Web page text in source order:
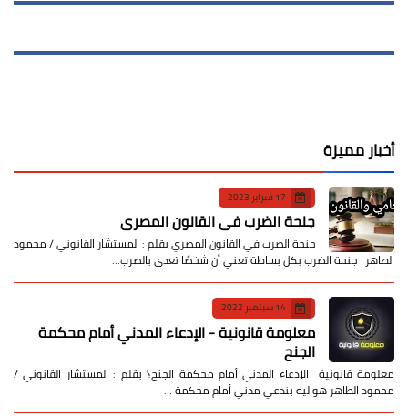
أخبار مميزة
17 فبراير 2023
جنحة الضرب في القانون المصري
جنحة الضرب في القانون المصري بقلم : المستشار القانوني / محمود
الطاهر جنحة الضرب بكل بساطة تعني أن شخصًا تعدى بالضرب…
14 سبتمبر 2022
معلومة قانونية - الإدعاء المدني أمام محكمة
الجنح
معلومة قانونية الإدعاء المدني أمام محكمة الجنح؟ بقلم : المستشار القانوني /
محمود الطاهر هو ليه بندعي مدني أمام محكمة …